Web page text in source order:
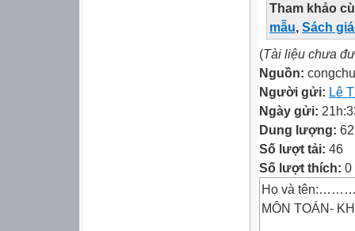
Tham khảo
mẫu, Sách
(Tài liệu chưa
Nguồn:
Người gửi: Lê
Ngày gửi:
Dung lượng:
Số lượt tải: 46
Số lượt thích: 0
Họ và
MÔN TOÁN-